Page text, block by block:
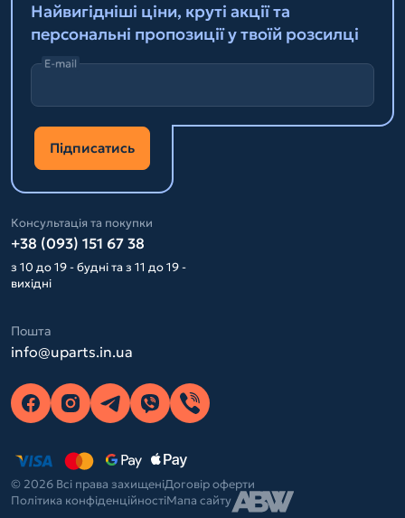
Найвигідніші ціни, круті акції та
персональні пропозиції у твоїй розсилці
E-mail
Підписатись
Консультація та покупки
+38 (093) 151 67 38
з 10 до 19 - будні та з 11 до 19 -
вихідні
Пошта
info@uparts.in.ua
© 2026 Всі права захищеніДоговір оферти
Політика конфіденційностіМапа сайту